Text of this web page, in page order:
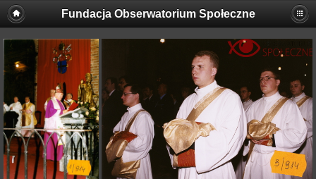
Fundacja Obserwatorium Społeczne